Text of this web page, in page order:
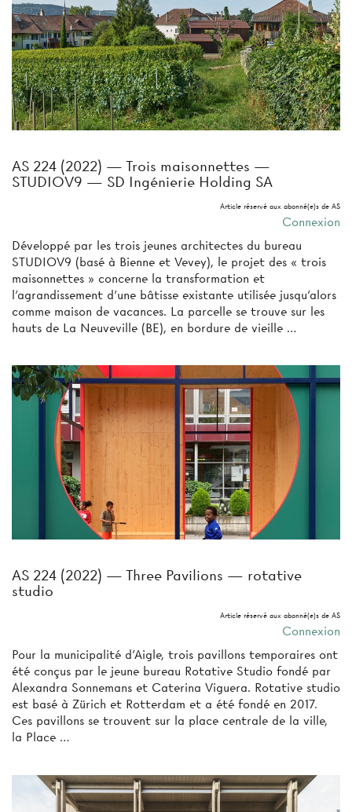
AS 224 (2022) — Trois maisonnettes —
STUDIOV9 — SD Ingénierie Holding SA
Article réservé aux abonné(e)s de AS
Connexion
Développé par les trois jeunes architectes du bureau
STUDIOV9 (basé à Bienne et Vevey), le projet des « trois
maisonnettes » concerne la transformation et
l’agrandissement d’une bâtisse existante utilisée jusqu’alors
comme maison de vacances. La parcelle se trouve sur les
hauts de La Neuveville (BE), en bordure de vieille …
AS 224 (2022) — Three Pavilions — rotative
studio
Article réservé aux abonné(e)s de AS
Connexion
Pour la municipalité d’Aigle, trois pavillons temporaires ont
été conçus par le jeune bureau Rotative Studio fondé par
Alexandra Sonnemans et Caterina Viguera. Rotative studio
est basé à Zürich et Rotterdam et a été fondé en 2017.
Ces pavillons se trouvent sur la place centrale de la ville,
la Place …